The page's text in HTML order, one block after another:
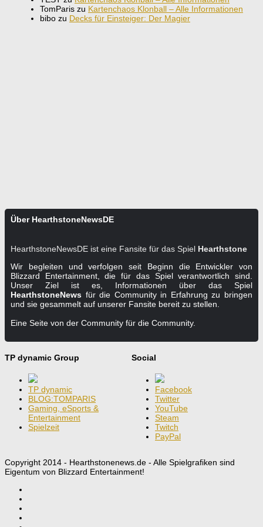
TomParis zu Kartenchaos Klonball – Alle Informationen
bibo zu Decks für Einsteiger: Der Magier
Über HearthstoneNewsDE
HearthstoneNewsDE ist eine Fansite für das Spiel Hearthstone
Wir begleiten und verfolgen seit Beginn die Entwickler von
Blizzard Entertainment, die für das Spiel verantwortlich sind.
Unser Ziel ist es, Informationen über das Spiel
HearthstoneNews für die Community in Erfahrung zu bringen
und sie gesammelt auf unserer Fansite bereit zu stellen.
Eine Seite von der Community für die Community.
TP dynamic Group
TP dynamic
BLOG:TOMPARIS
Gaming, eSports &
Entertainment
Spielzeit
Social
Facebook
Twitter
YouTube
Steam
Twitch
PayPal
Copyright 2014 - Hearthstonenews.de - Alle Spielgrafiken sind
Eigentum von Blizzard Entertainment!